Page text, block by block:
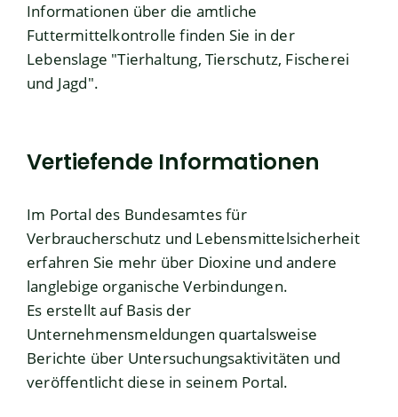
Informationen über die amtliche
Futtermittelkontrolle finden Sie in der
Lebenslage "Tierhaltung, Tierschutz, Fischerei
und Jagd".
Vertiefende Informationen
Im Portal des Bundesamtes für
Verbraucherschutz und Lebensmittelsicherheit
erfahren Sie mehr über Dioxine und andere
langlebige organische Verbindungen.
Es erstellt auf Basis der
Unternehmensmeldungen quartalsweise
Berichte über Untersuchungsaktivitäten und
veröffentlicht diese in seinem Portal.